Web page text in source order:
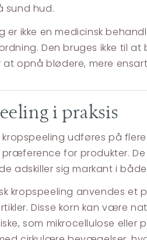
sund hud.
er ikke en medicinsk
Den bruges ikke til
at opnå blødere, mere
i praksis
kropspeeling udføres på
for produkter.
adskiller sig markant i
kropspeeling anvendes et
Disse korn kan være
som mikrocellulose eller